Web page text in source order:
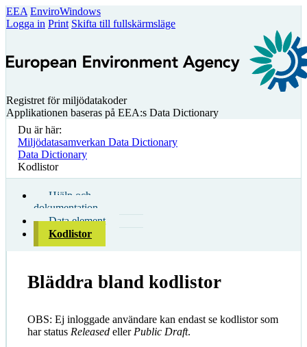
EEA EnviroWindows
Logga in Print Skifta till fullskärmsläge
Registret för miljödatakoder
Applikationen baseras på EEA:s Data Dictionary
Du är här:
Miljödatasamverkan Data Dictionary
Data Dictionary
Kodlistor
Hjälp och
dokumentation
Data element
Kodlistor
Bläddra bland kodlistor
OBS: Ej inloggade användare kan endast se kodlistor som
har status Released eller Public Draft.